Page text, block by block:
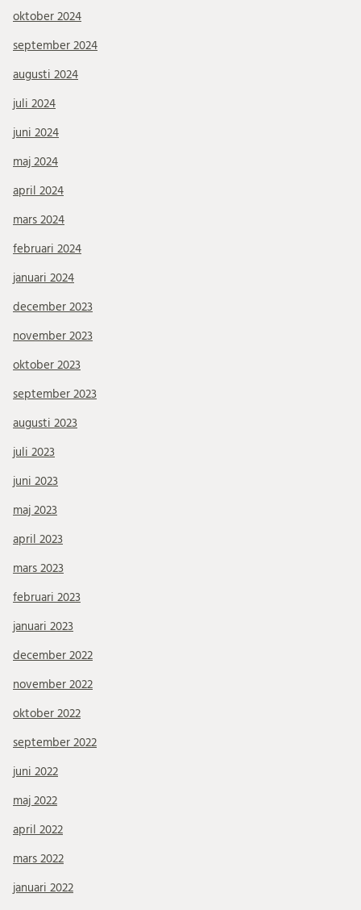
oktober 2024
september 2024
augusti 2024
juli 2024
juni 2024
maj 2024
april 2024
mars 2024
februari 2024
januari 2024
december 2023
november 2023
oktober 2023
september 2023
augusti 2023
juli 2023
juni 2023
maj 2023
april 2023
mars 2023
februari 2023
januari 2023
december 2022
november 2022
oktober 2022
september 2022
juni 2022
maj 2022
april 2022
mars 2022
januari 2022